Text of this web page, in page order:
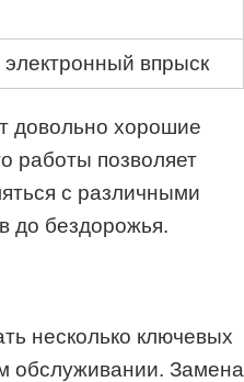
впрыск
довольно хорошие
работы позволяет
с различными
до бездорожья.
несколько ключевых
обслуживании. Замена